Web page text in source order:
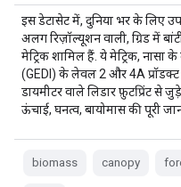
इस डेटासेट में, दुनिया भर के लिए
अलग रिज़ॉल्यूशन वाली, ग्रिड में
मेट्रिक शामिल हैं. ये मेट्रिक, नासा
(GEDI) के लेवल 2 और 4A प्रॉडक्ट
डायमीटर वाले लिडार फ़ुटप्रिंट से
ऊंचाई, घनत्व, बायोमास की पूरी
biomass canopy